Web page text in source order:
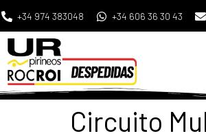
+34 974 383048 +34 606 36 30 43
Circuito